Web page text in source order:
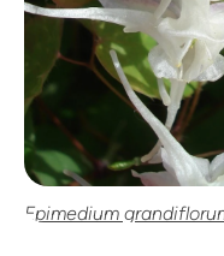
Epimedium